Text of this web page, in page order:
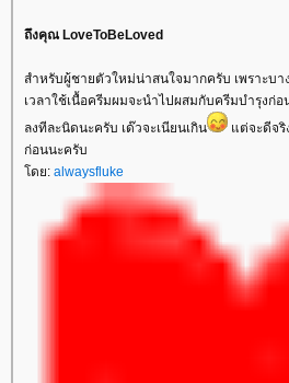
ถึงคุณ LoveToBeLoved
สำหรับผู้ชายตัวใหม่น่าสนใจมากครับ เพราะบ
เวลาใช้เนื้อครีมผมจะนำไปผสมกับครีมบำรุงก่
ลงทีละนิดนะครับ เด๊วจะเนียนเกิน
ต่จะดีจริ
ก่อนนะครับ
ดย: alwaysfluke